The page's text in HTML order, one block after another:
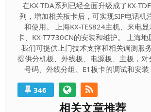
在KX-TDA系列已经全面升级成了KX-
列，增加相关板卡后，可实现SIP电话机
和使用。 上海KX-TES824主机、来电显
卡、KX-T7730CN的安装和维护。 上海地
我们可提供上门技术支撑和相关调测服
提供分机板、外线板、电源板、主板，对
号码、外线分组、E1板卡的调试和安装
346
相关文章推荐